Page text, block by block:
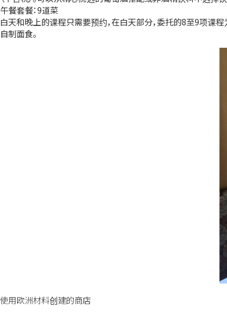
午餐套餐：9道菜
白天和晚上的课程只需要预约，在白天部分，委托的8至9项课
自制面食。
使用欧洲材料创建的商店